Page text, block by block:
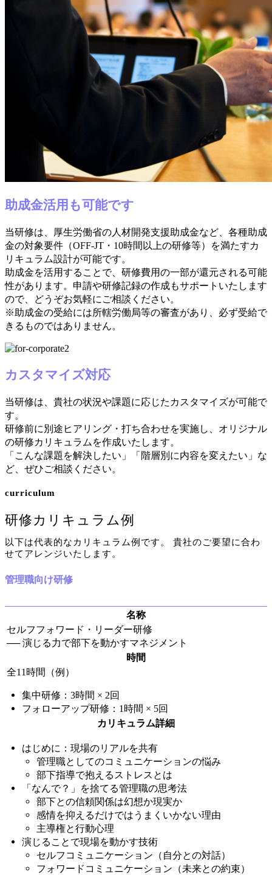
助成金活用も可能です
当研修は、厚生労働省の人材開発支援助成金など、各種助成
金の対象要件（OFF-JT・10時間以上の研修等）を満たすカ
リキュラム設計が可能です。
助成金を活用することで、研修費用の一部が還元される可能
性があります。申請や研修記録の作成もサポートいたします
ので、どうぞお気軽にご相談ください。
※助成金の受給には所轄労働局等の審査があり、必ず受給で
きるものではありません。
カスタマイズ対応
当研修は、貴社の状況や課題に応じたカスタマイズが可能で
す。
研修前に別途ヒアリング・打ち合わせを実施し、オリジナル
の研修カリキュラムを作成いたします。
「こんな課題を解決したい」「階層別に内容を変えたい」な
ど、ぜひご相談ください。
curriculum
研修カリキュラム例
以下は代表的なカリキュラム例です。 貴社のご要望に合わ
せてアレンジいたします。
管理職向け研修
名称
セルフフォワード・リーダー研修
── 演じる力で部下を動かすマネジメント
時間
全11時間（例）
集中研修：3時間 × 2回
フォローアップ研修：1時間 × 5回
カリキュラム詳細
はじめに：現場のリアルを共有
管理職としてのコミュニケーションの悩み
部下指導で抱えるストレスとは
「なんで？」を捨てる管理職の思考法
部下との信頼関係は幻想か現実か
感情を抑えるだけではうまくいかない理由
主導権と行動心理
演じることで現場を動かす技術
セルフコミュニケーション（自分との対話）
フォワードコミュニケーション（未来との約束）